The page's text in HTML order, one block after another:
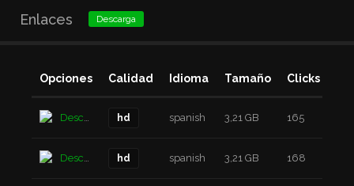
Enlaces Descarga
Opciones Calidad Idioma Tamaño Clicks
Descarga hd spanish 3,21 GB 165
Descarga hd spanish 3,21 GB 168